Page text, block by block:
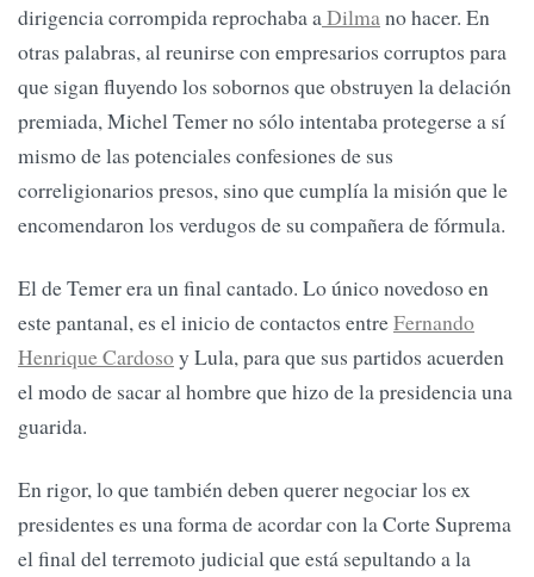
dirigencia corrompida reprochaba a Dilma no hacer. En
otras palabras, al reunirse con empresarios corruptos para
que sigan fluyendo los sobornos que obstruyen la delación
premiada, Michel Temer no sólo intentaba protegerse a sí
mismo de las potenciales confesiones de sus
correligionarios presos, sino que cumplía la misión que le
encomendaron los verdugos de su compañera de fórmula.
El de Temer era un final cantado. Lo único novedoso en
este pantanal, es el inicio de contactos entreFernando
Henrique Cardosoy Lula, para que sus partidos acuerden
el modo de sacar al hombre que hizo de la presidencia una
guarida.
En rigor, lo que también deben querer negociar los ex
presidentes es una forma de acordar con la Corte Suprema
el final del terremoto judicial que está sepultando a la